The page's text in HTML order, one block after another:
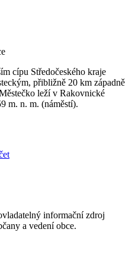
cípu Středočeského kraje
přibližně 20 km západně
leží v Rakovnické
m. n. m. (náměstí).
informační zdroj
a vedení obce.